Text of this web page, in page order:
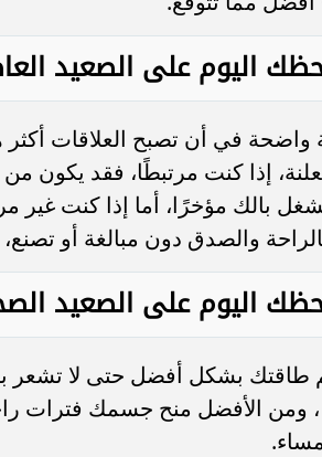
اليوم على الصعيد
واضحة في أن تصبح العلاقات
إذا كنت مرتبطًا، فقد
بالك مؤخرًا، أما إذا كنت
والصدق دون مبالغة أو
اليوم على الصعيد
طاقتك بشكل أفضل حتى لا تشعر
، ومن الأفضل منح جسمك فترات